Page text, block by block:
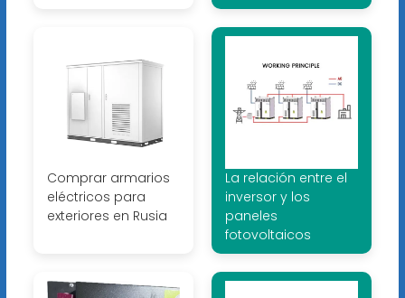
Comprar armarios
eléctricos para
exteriores en Rusia
La relación entre el
inversor y los
paneles
fotovoltaicos